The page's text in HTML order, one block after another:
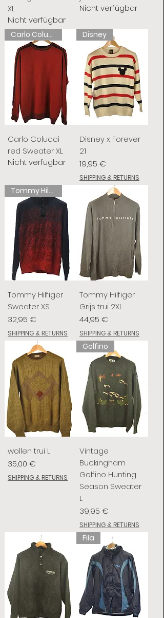
XL
Nicht verfügbar
Nicht verfügbar
Carlo Colucci
Carlo Colucci
red Sweater XL
Nicht verfügbar
Disney
Disney x Forever
21
Preis
19,95 €
SHIPPING & RETURNS
Tommy Hilfiger
Tommy Hilfiger
Sweater XS
Preis
32,95 €
SHIPPING & RETURNS
Tommy Hilfiger
Grijs trui 2XL
Preis
44,95 €
SHIPPING & RETURNS
wollen trui L
Preis
35,00 €
SHIPPING & RETURNS
Golfino
Vintage
Buckingham
Golfino Hunting
Season Sweater
L
Preis
39,95 €
SHIPPING & RETURNS
Fila